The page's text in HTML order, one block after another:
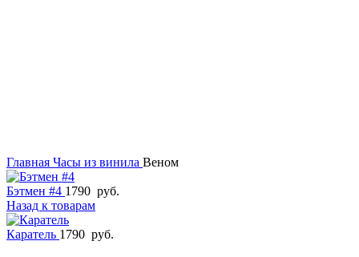
Главная Часы из винила Веном
Бэтмен #4 1790 руб.
Назад к товарам
Каратель 1790 руб.